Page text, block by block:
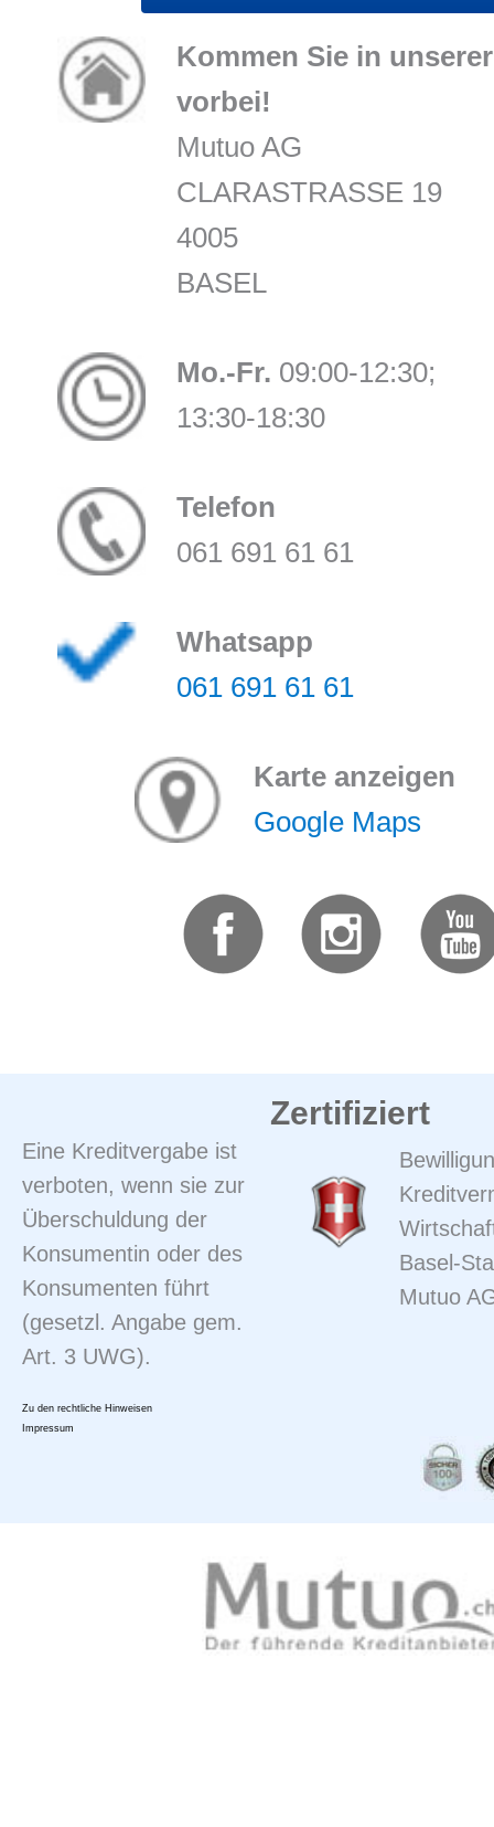
Kommen Sie in
vorbei!
Mutuo AG
CLARASTRASSE 19
4005
BASEL
Mo.-Fr. 09:00-12:30;
13:30-18:30
Telefon
061 691 61 61
Whatsapp
061 691 61 61
Karte anzeigen
Google Maps
Eine Kreditvergabe ist
verboten, wenn sie zur
Überschuldung der
Konsumentin oder des
Konsumenten führt
(gesetzl. Angabe gem.
Art. 3 UWG).
Zertifiziert
Basel-
Mutuo
Zu den rechtliche Hinweisen
Impressum